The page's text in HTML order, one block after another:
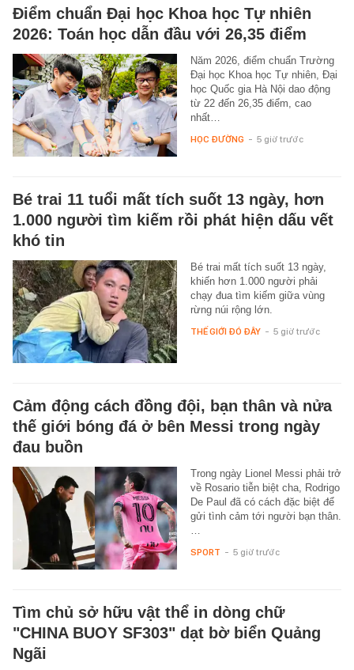
Điểm chuẩn Đại học Khoa học Tự nhiên
2026: Toán học dẫn đầu với 26,35 điểm
Năm 2026, điểm chuẩn Trường
Đại học Khoa học Tự nhiên, Đại
học Quốc gia Hà Nội dao động
từ 22 đến 26,35 điểm, cao
nhất…
HỌC ĐƯỜNG - 5 giờ trước
Bé trai 11 tuổi mất tích suốt 13 ngày, hơn
1.000 người tìm kiếm rồi phát hiện dấu vết
khó tin
Bé trai mất tích suốt 13 ngày,
khiến hơn 1.000 người phải
chạy đua tìm kiếm giữa vùng
rừng núi rộng lớn.
THẾ GIỚI ĐÓ ĐÂY - 5 giờ trước
Cảm động cách đồng đội, bạn thân và nửa
thế giới bóng đá ở bên Messi trong ngày
đau buồn
Trong ngày Lionel Messi phải trở
về Rosario tiễn biệt cha, Rodrigo
De Paul đã có cách đặc biệt để
gửi tình cảm tới người bạn thân.
…
SPORT - 5 giờ trước
Tìm chủ sở hữu vật thể in dòng chữ
"CHINA BUOY SF303" dạt bờ biển Quảng
Ngãi